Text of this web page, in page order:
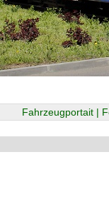
Fahrzeugportait |